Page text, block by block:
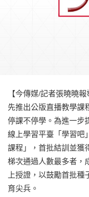
【今傳媒/記者張曉曉
先推出公版直播教學課
停課不停學。為進一步
線上學習平臺「學習吧
課程」，首批結訓並獲
梯次通過人數最多者，
上授證，以鼓勵首批
育尖兵。